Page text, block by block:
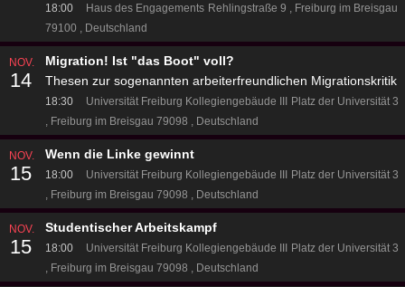
18:00 Haus des Engagements Rehlingstraße 9
Freiburg im Breisgau
79100
Deutschland
NOV.
14
Migration! Ist "das Boot" voll?
Thesen zur sogenannten arbeiterfreundlichen Migrationskritik
18:30 Universität Freiburg Kollegiengebäude III Platz der Universität 3
Freiburg im Breisgau 79098
Deutschland
NOV.
15
Wenn die Linke gewinnt
18:00 Universität Freiburg Kollegiengebäude III Platz der Universität 3
Freiburg im Breisgau 79098
Deutschland
NOV.
15
Studentischer Arbeitskampf
18:00 Universität Freiburg Kollegiengebäude III Platz der Universität 3
Freiburg im Breisgau 79098
Deutschland